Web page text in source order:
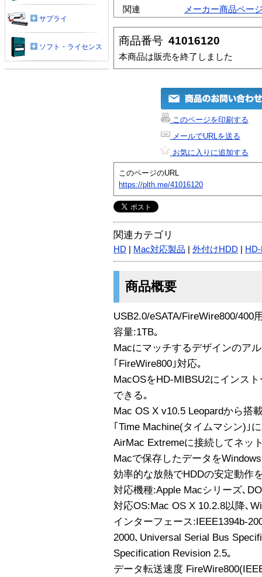
関連
メーカー商品ペー
商品番号 41016120
本商品は販売を終了しました
このページを印刷する
メールでURLを送る
お気に入りに追加する
このページのURL
https://plth.me/41016120
関連カテゴリ
HD Mac対応製品 外付けHDD
商品概要
USB2.0/eSATA/FireWire800/400
容量:1TB｡
Macにマッチするデザインのア
｢FireWire800｣対応｡
MacOSをHD-MIBSU2にインス
できる｡
Mac OS X v10.5 Leopardから搭
｢Time Machine(タイムマシン)｣
AirMac Extremeに接続してネッ
Macで保存したデータを
効率的な放熱でHDDの安定動作
対応機種:Apple Macシリーズ､
対応OS:Mac OS X 10.2.8以降､
インターフェース:IEEE1394b-
2000､Universal Serial Bus
Specification Revision 2.5｡
データ転送速度
サプライ
ソフト・ライセンス